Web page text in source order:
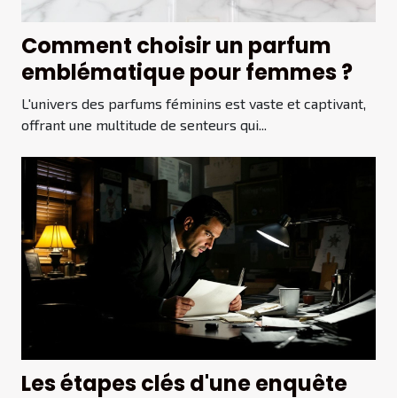
Comment choisir un parfum
emblématique pour femmes ?
L'univers des parfums féminins est vaste et captivant,
offrant une multitude de senteurs qui...
Les étapes clés d'une enquête